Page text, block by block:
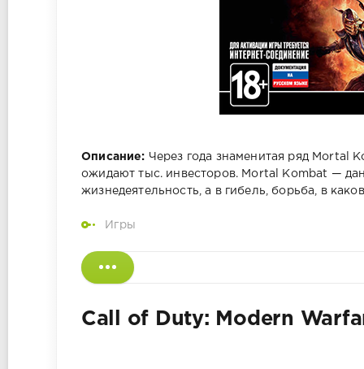
Описание: Через года знаменитая ряд Mortal
ожидают тыс. инвесторов. Mortal Kombat —
жизнедеятельность, а в гибель, борьба, в
Игры
Call of Duty: Modern